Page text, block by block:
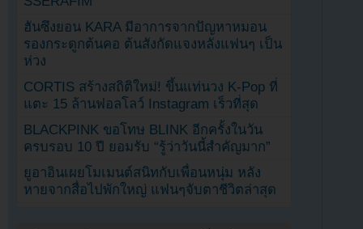
ฮันซึงยอน KARA มีอาการจากปัญหาหมอน
รองกระดูกต้นคอ ต้นสังกัดแจงหลังแฟนๆ เป็น
ห่วง
CORTIS สร้างสถิติใหม่! ขึ้นแท่นวง K-Pop ที่
แตะ 15 ล้านฟอลโลว์ Instagram เร็วที่สุด
BLACKPINK ขอโทษ BLINK อีกครั้งในวัน
ครบรอบ 10 ปี ยอมรับ “รู้ว่าวันนี้สำคัญมาก”
ยูอาอินเผยโมเมนต์สนิทกับเพื่อนหนุ่ม หลัง
หายจากสื่อไปพักใหญ่ แฟนๆจับตาชีวิตล่าสุด